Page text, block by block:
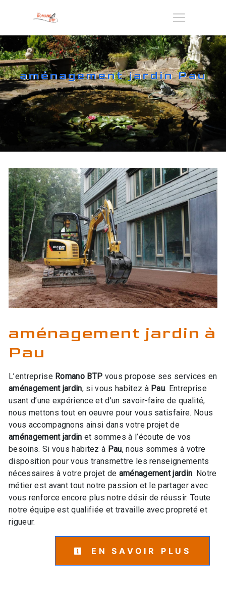
aménagement jardin Pau
aménagement jardin à
Pau
L’entreprise Romano BTP vous propose ses services en
aménagement jardin, si vous habitez à Pau. Entreprise
usant d’une expérience et d’un savoir-faire de qualité,
nous mettons tout en oeuvre pour vous satisfaire. Nous
vous accompagnons ainsi dans votre projet de
aménagement jardin et sommes à l’écoute de vos
besoins. Si vous habitez à Pau, nous sommes à votre
disposition pour vous transmettre les renseignements
nécessaires à votre projet de aménagement jardin. Notre
métier est avant tout notre passion et le partager avec
vous renforce encore plus notre désir de réussir. Toute
notre équipe est qualifiée et travaille avec propreté et
rigueur.
EN SAVOIR PLUS